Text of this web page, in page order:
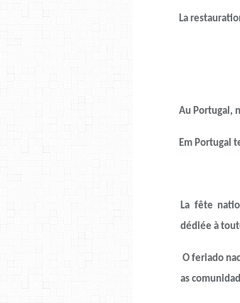
La restauration
Au Portugal,
Em Portugal
La fête
dédiée à
O feriado
as